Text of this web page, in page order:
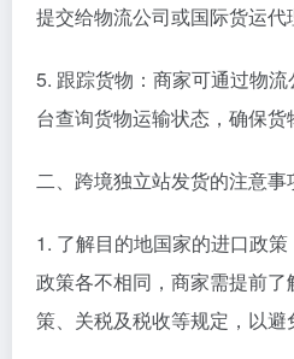
提交给物流公司或国际货运代
5. 跟踪货物：商家可通过物
台查询货物运输状态，确保货
二、跨境独立站发货的注意事
1. 了解目的地国家的进口政
政策各不相同，商家需提前
策、关税及税收等规定，以避